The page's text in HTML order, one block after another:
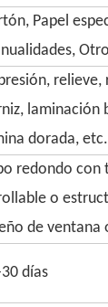
Papel
dorada, etc.
redondo con
o
de ventana
días